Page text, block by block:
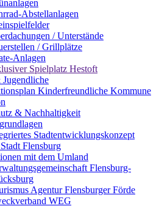
Abstellanlagen
/ Unterstände
/ Grillplätze
Anlagen
Spielplatz Hestoft
Kinderfreundliche Kommune
& Nachhaltigkeit
Stadtentwicklungskonzept
Flensburg
mit dem Umland
Flensburg-
Agentur Flensburger Förde
WEG